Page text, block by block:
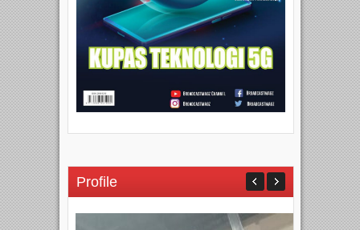
Profile